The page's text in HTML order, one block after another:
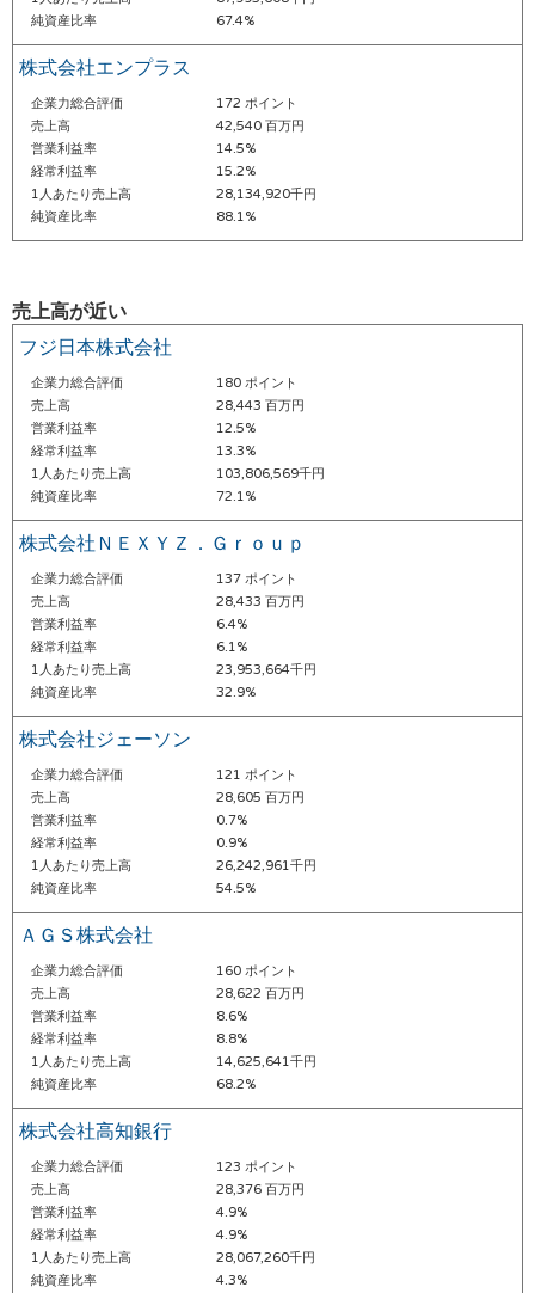
純資産比率
67.4%
株式会社エンプラス
企業力総合評価
172 ポイント
売上高
42,540 百万円
営業利益率
14.5%
経常利益率
15.2%
1人あたり売上高
28,134,920千円
純資産比率
88.1%
売上高が近い
フジ日本株式会社
企業力総合評価
180 ポイント
売上高
28,443 百万円
営業利益率
12.5%
経常利益率
13.3%
1人あたり売上高
103,806,569千円
純資産比率
72.1%
株式会社ＮＥＸＹＺ．Ｇｒｏｕｐ
企業力総合評価
137 ポイント
売上高
28,433 百万円
営業利益率
6.4%
経常利益率
6.1%
1人あたり売上高
23,953,664千円
純資産比率
32.9%
株式会社ジェーソン
企業力総合評価
121 ポイント
売上高
28,605 百万円
営業利益率
0.7%
経常利益率
0.9%
1人あたり売上高
26,242,961千円
純資産比率
54.5%
ＡＧＳ株式会社
企業力総合評価
160 ポイント
売上高
28,622 百万円
営業利益率
8.6%
経常利益率
8.8%
1人あたり売上高
14,625,641千円
純資産比率
68.2%
株式会社高知銀行
企業力総合評価
123 ポイント
売上高
28,376 百万円
営業利益率
4.9%
経常利益率
4.9%
1人あたり売上高
28,067,260千円
純資産比率
4.3%